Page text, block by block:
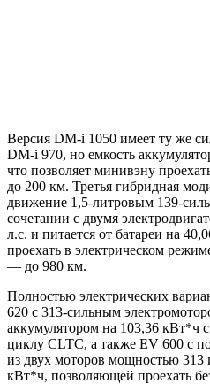
Версия DM-i 1050 имеет ту же
DM-i 970, но емкость
что позволяет минивэну
до 200 км. Третья гибридная
движение 1,5-литровым 139-
сочетании с двумя
л.с. и питается от батареи на
проехать в электрическом
— до 980 км.
Полностью электрических
620 с 313-сильным
аккумулятором на 103,36 кВт*ч
циклу CLTC, а также EV 600 с
из двух моторов мощностью 313
кВт*ч, позволяющей проехать